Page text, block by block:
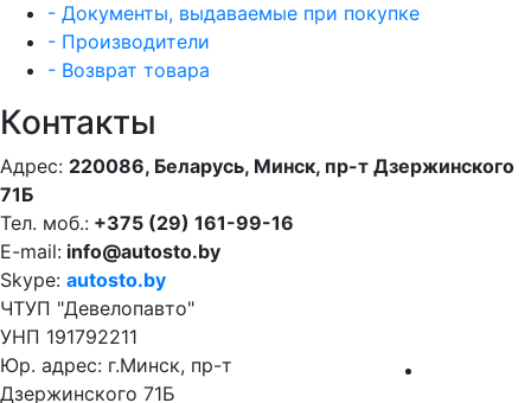
- Документы, выдаваемые при покупке
- Производители
- Возврат товара
Контакты
Адрес: 220086, Беларусь, Минск, пр-т Дзержинского
71Б
Тел. моб.: +375 (29) 161-99-16
E-mail: info@autosto.by
Skype: autosto.by
ЧТУП "Девелопавто"
УНП 191792211
Юр. адрес: г.Минск, пр-т
Дзержинского 71Б